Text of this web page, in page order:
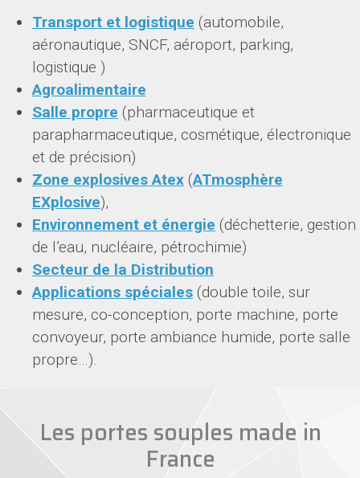
Transport et logistique (automobile,
aéronautique, SNCF, aéroport, parking,
logistique )
Agroalimentaire
Salle propre (pharmaceutique et
parapharmaceutique, cosmétique, électronique
et de précision)
Zone explosives Atex (ATmosphère
EXplosive),
Environnement et énergie (déchetterie, gestion
de l’eau, nucléaire, pétrochimie)
Secteur de la Distribution
Applications spéciales (double toile, sur
mesure, co-conception, porte machine, porte
convoyeur, porte ambiance humide, porte salle
propre…).
Les portes souples made in
France